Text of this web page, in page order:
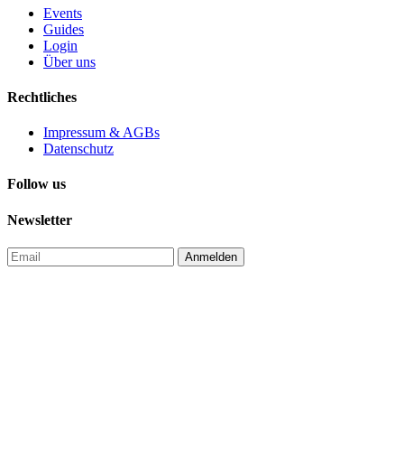
Events
Guides
Login
Über uns
Rechtliches
Impressum & AGBs
Datenschutz
Follow us
Newsletter
Anmelden